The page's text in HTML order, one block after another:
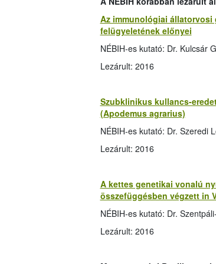
Az immunológiai állatorvosi
felügyeletének előnyei
NÉBIH-es kutató: Dr. Kulcsár
Lezárult: 2016
Szubklinikus kullancs-
(Apodemus agrarius)
NÉBIH-es kutató: Dr. Szeredi
Lezárult: 2016
A kettes genetikai vonalú
összefüggésben végzett in
NÉBIH-es kutató: Dr.
Lezárult: 2016